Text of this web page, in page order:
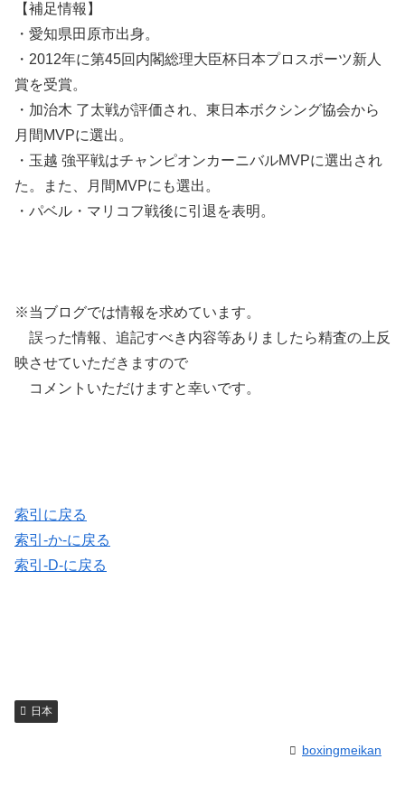
【補足情報】
・愛知県田原市出身。
・2012年に第45回内閣総理大臣杯日本プロスポーツ新人
賞を受賞。
・加治木 了太戦が評価され、東日本ボクシング協会から
月間MVPに選出。
・玉越 強平戦はチャンピオンカーニバルMVPに選出され
た。また、月間MVPにも選出。
・パベル・マリコフ戦後に引退を表明。
※当ブログでは情報を求めています。
誤った情報、追記すべき内容等ありましたら精査の上反
映させていただきますので
コメントいただけますと幸いです。
索引に戻る
索引-か-に戻る
索引-D-に戻る
日本
boxingmeikan